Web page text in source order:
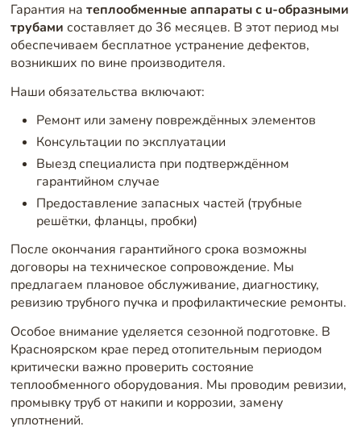
Гарантия на теплообменные аппараты с u-образными
трубами составляет до 36 месяцев. В этот период мы
обеспечиваем бесплатное устранение дефектов,
возникших по вине производителя.
Наши обязательства включают:
Ремонт или замену повреждённых элементов
Консультации по эксплуатации
Выезд специалиста при подтверждённом
гарантийном случае
Предоставление запасных частей (трубные
решётки, фланцы, пробки)
После окончания гарантийного срока возможны
договоры на техническое сопровождение. Мы
предлагаем плановое обслуживание, диагностику,
ревизию трубного пучка и профилактические ремонты.
Особое внимание уделяется сезонной подготовке. В
Красноярском крае перед отопительным периодом
критически важно проверить состояние
теплообменного оборудования. Мы проводим ревизии,
промывку труб от накипи и коррозии, замену
уплотнений.